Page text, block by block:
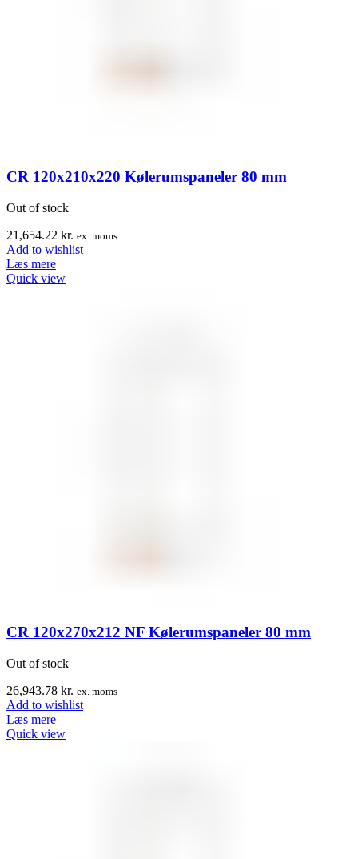
CR 120x210x220 Kølerumspaneler 80 mm
Out of stock
21,654.22 kr. ex. moms
Add to wishlist
Læs mere
Quick view
CR 120x270x212 NF Kølerumspaneler 80 mm
Out of stock
26,943.78 kr. ex. moms
Add to wishlist
Læs mere
Quick view